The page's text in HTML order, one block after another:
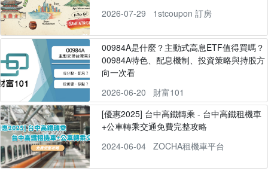
2026-07-29
1stcoupon 訂房
00984A是什麼？主動式高息ETF值得買嗎？
00984A特色、配息機制、投資策略與持股方
向一次看
2026-06-20
財富101
[優惠2025] 台中高鐵轉乘 - 台中高鐵租機車
+公車轉乘交通免費完整攻略
2024-06-04
ZOCHA租機車平台